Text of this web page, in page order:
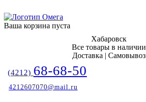
Ваша корзина пуста
Хабаровск
Все товары в наличии
Доставка | Самовывоз
(4212) 68-68-50
4212607070@mail.ru